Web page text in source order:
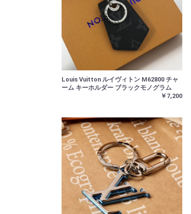
Louis Vuitton ルイヴィトン M62800 チャ
ーム キーホルダー ブラックモノグラム
￥7,200